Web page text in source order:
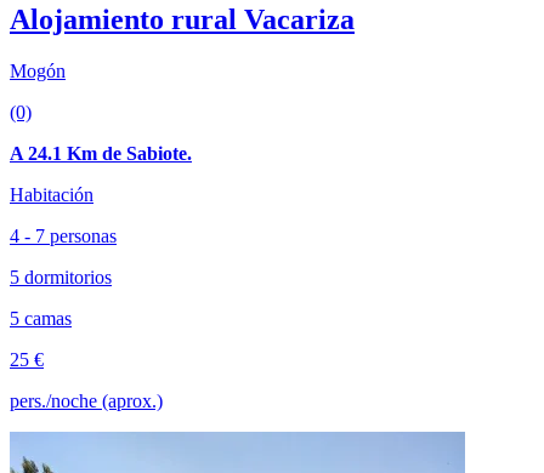
Alojamiento rural Vacariza
Mogón
(0)
A 24.1 Km de Sabiote.
Habitación
4 - 7 personas
5 dormitorios
5 camas
25 €
pers./noche (aprox.)